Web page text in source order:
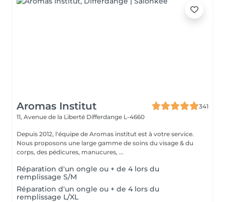
Aromas Institut
341
11, Avenue de la Liberté Differdange L-4660
Depuis 2012, l'équipe de Aromas institut est à votre service.
Nous proposons une large gamme de soins du visage & du
corps, des pédicures, manucures, ...
Réparation d'un ongle ou + de 4 lors du
remplissage S/M
Réparation d'un ongle ou + de 4 lors du
remplissage L/XL